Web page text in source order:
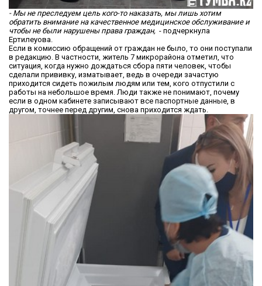
- Мы не преследуем цель кого-то наказать, мы лишь хотим
обратить внимание на качественное медицинское обслуживание и
чтобы не были нарушены права граждан, - подчеркнула
Ертилеуова.
Если в комиссию обращений от граждан не было, то они поступали
в редакцию. В частности, житель 7 микрорайона отметил, что
ситуация, когда нужно дождаться сбора пяти человек, чтобы
сделали прививку, изматывает, ведь в очереди зачастую
приходится сидеть пожилым людям или тем, кого отпустили с
работы на небольшое время. Люди также не понимают, почему
если в одном кабинете записывают все паспортные данные, в
другом, точнее перед другим, снова приходится ждать.